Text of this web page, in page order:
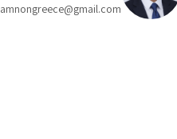
amnongreece@gmail.com